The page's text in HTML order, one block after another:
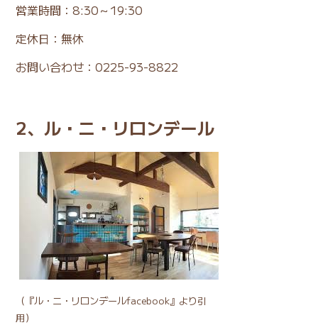
営業時間：8:30～19:30
定休日：無休
お問い合わせ：0225-93-8822
2、ル・ニ・リロンデール
（ 『ル・ニ・リロンデールfacebook』 より引
用）